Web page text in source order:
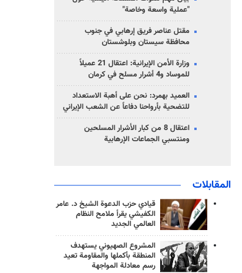
"عملية واسعة وخاصة"
مقتل عناصر فريق إرهابي في جنوب
محافظة سيستان وبلوشستان
وزارة الأمن الإيرانية: اعتقال 21 عميلاً
للموساد و4 أشرار مسلح في كرمان
العميد بهمرد: نحن على أهبة الاستعداد
للتضحية بأرواحنا دفاعاً عن الشعب الإيراني
اعتقال 8 من كبار الأشرار المسلحين
ومنتسبي الجماعات الإرهابية
المقابلات
قيادي حزب الدعوة الشيخ د. عامر
الكفيشي يقرأ ملامح النظام
العالمي الجديد
المشروع الصهيوني يستهدف
المنطقة بأكملها والمقاومة تعيد
رسم معادلة المواجهة